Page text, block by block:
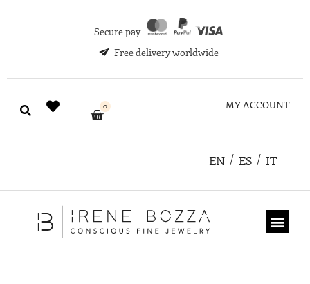
Secure pay
Free delivery worldwide
0 MY ACCOUNT
EN ES IT